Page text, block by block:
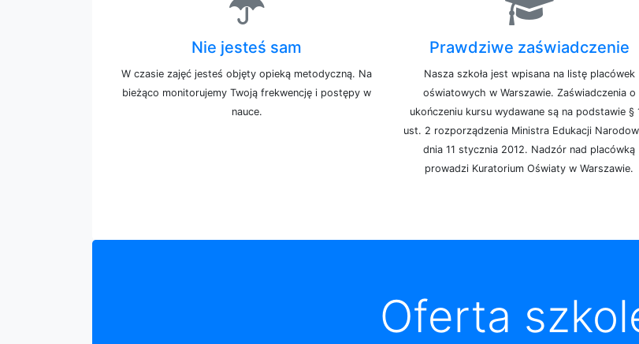
Nie jesteś sam
W czasie zajęć jesteś objęty opieką metodyczną. Na
bieżąco monitorujemy Twoją frekwencję i postępy w
nauce.
Prawdziwe zaświadczenie
Nasza szkoła jest wpisana na listę placówek
oświatowych w Warszawie. Zaświadczenia o
ukończeniu kursu wydawane są na podstawie §
ust. 2 rozporządzenia Ministra Edukacji
dnia 11 stycznia 2012. Nadzór nad placówką
prowadzi Kuratorium Oświaty w Warszawie.
Oferta